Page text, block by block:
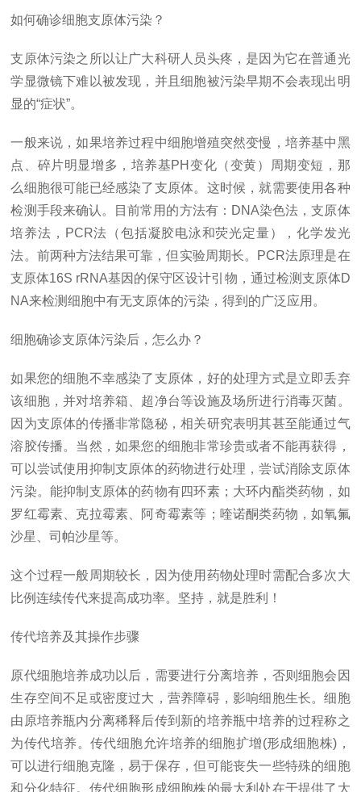
如何确诊细胞支原体污染？
支原体污染之所以让广大科研人员头疼，是因为它在普通光
学显微镜下难以被发现，并且细胞被污染早期不会表现出明
显的“症状”。
一般来说，如果培养过程中细胞增殖突然变慢，培养基中黑
点、碎片明显增多，培养基PH变化（变黄）周期变短，那
么细胞很可能已经感染了支原体。这时候，就需要使用各种
检测手段来确认。目前常用的方法有：DNA染色法，支原体
培养法，PCR法（包括凝胶电泳和荧光定量），化学发光
法。前两种方法结果可靠，但实验周期长。PCR法原理是在
支原体16S rRNA基因的保守区设计引物，通过检测支原体D
NA来检测细胞中有无支原体的污染，得到的广泛应用。
细胞确诊支原体污染后，怎么办？
如果您的细胞不幸感染了支原体，好的处理方式是立即丢弃
该细胞，并对培养箱、超净台等设施及场所进行消毒灭菌。
因为支原体的传播非常隐秘，相关研究表明其甚至能通过气
溶胶传播。当然，如果您的细胞非常珍贵或者不能再获得，
可以尝试使用抑制支原体的药物进行处理，尝试消除支原体
污染。能抑制支原体的药物有四环素；大环内酯类药物，如
罗红霉素、克拉霉素、阿奇霉素等；喹诺酮类药物，如氧氟
沙星、司帕沙星等。
这个过程一般周期较长，因为使用药物处理时需配合多次大
比例连续传代来提高成功率。坚持，就是胜利！
传代培养及其操作步骤
原代细胞培养成功以后，需要进行分离培养，否则细胞会因
生存空间不足或密度过大，营养障碍，影响细胞生长。细胞
由原培养瓶内分离稀释后传到新的培养瓶中培养的过程称之
为传代培养。传代细胞允许培养的细胞扩增(形成细胞株)，
可以进行细胞克隆，易于保存，但可能丧失一些特殊的细胞
和分化特征。传代细胞形成细胞株的最大利处在于提供了大